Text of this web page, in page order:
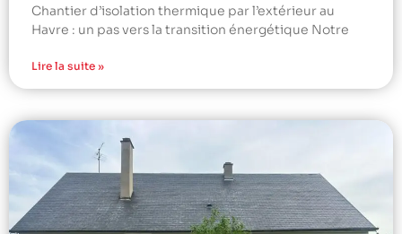
Chantier d’isolation thermique par l’extérieur au
Havre : un pas vers la transition énergétique Notre
Lire la suite »